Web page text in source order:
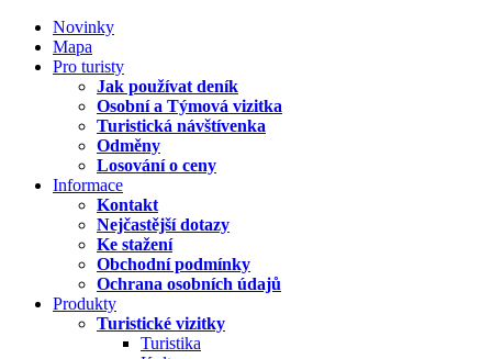
Novinky
Mapa
Pro turisty
Jak používat deník
Osobní a Týmová vizitka
Turistická návštívenka
Odměny
Losování o ceny
Informace
Kontakt
Nejčastější dotazy
Ke stažení
Obchodní podmínky
Ochrana osobních údajů
Produkty
Turistické vizitky
Turistika